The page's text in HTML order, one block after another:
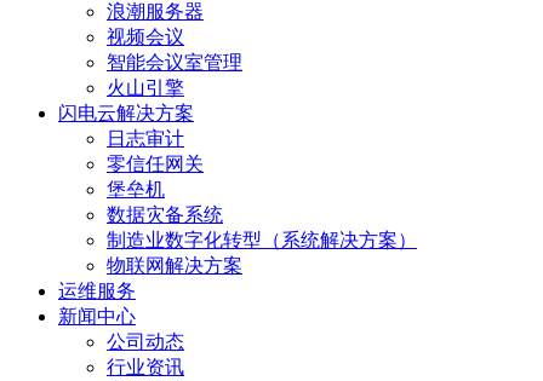
浪潮服务器
视频会议
智能会议室管理
火山引擎
闪电云解决方案
日志审计
零信任网关
堡垒机
数据灾备系统
制造业数字化转型（系统解决方案）
物联网解决方案
运维服务
新闻中心
公司动态
行业资讯